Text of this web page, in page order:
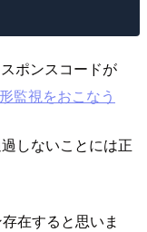
ポンスコードが
監視をおこなう
しないことには正
在すると思いま